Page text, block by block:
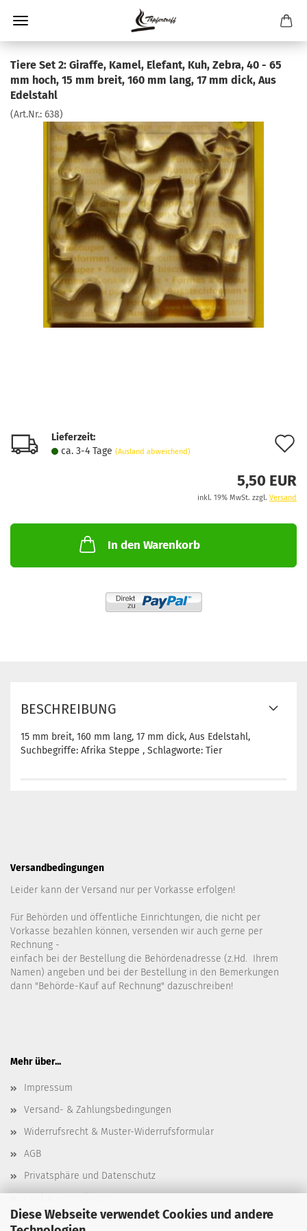
Diese Webseite verwendet Cookies und andere
Tiere Set 2: Giraffe, Kamel, Elefant, Kuh, Zebra, 40 - 65
mm hoch, 15 mm breit, 160 mm lang, 17 mm dick, Aus
Edelstahl
(Art.Nr.: 638)
Lieferzeit:
ca. 3-4 Tage (Ausland abweichend)
5,50 EUR
inkl. 19% MwSt. zzgl. Versand
In den Warenkorb
BESCHREIBUNG
15 mm breit, 160 mm lang, 17 mm dick, Aus Edelstahl,
Suchbegriffe: Afrika Steppe , Schlagworte: Tier
Versandbedingungen
Leider kann der Versand nur per Vorkasse erfolgen!
Für Behörden und öffentliche Einrichtungen, die nicht per
Vorkasse bezahlen können, versenden wir auch gerne per
Rechnung -
einfach bei der Bestellung die Behördenadresse (z.Hd. Ihrem
Namen) angeben und bei der Bestellung in den Bemerkungen
dann "Behörde-Kauf auf Rechnung" dazuschreiben!
Mehr über...
Impressum
Versand- & Zahlungsbedingungen
Widerrufsrecht & Muster-Widerrufsformular
AGB
Privatsphäre und Datenschutz